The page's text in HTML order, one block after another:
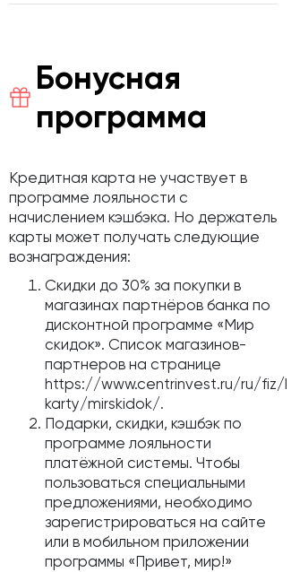
Бонусная
программа
Кредитная карта не участвует в
программе лояльности с
начислением кэшбэка. Но держатель
карты может получать следующие
вознаграждения:
Скидки до 30% за покупки в
магазинах партнёров банка по
дисконтной программе «Мир
скидок». Список магазинов-
партнеров на странице
https://www.centrinvest.ru/ru/fiz/
karty/mirskidok/.
Подарки, скидки, кэшбэк по
программе лояльности
платёжной системы. Чтобы
пользоваться специальными
предложениями, необходимо
зарегистрироваться на сайте
или в мобильном приложении
программы «Привет, мир!»